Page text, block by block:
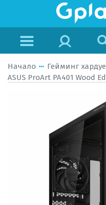
Начало Гейминг
ASUS ProArt PA401 Wood